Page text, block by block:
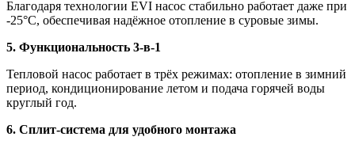
Благодаря технологии EVI насос стабильно работает даже при
-25°C, обеспечивая надёжное отопление в суровые зимы.
5. Функциональность 3-в-1
Тепловой насос работает в трёх режимах: отопление в зимний
период, кондиционирование летом и подача горячей воды
круглый год.
6. Сплит-система для удобного монтажа